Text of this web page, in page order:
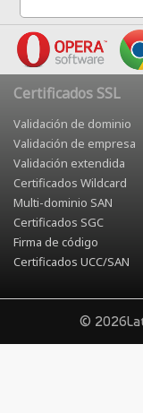
Certificados SSL
Validación de dominio
Validación de empresa
Validación extendida
Certificados Wildcard
Multi-dominio SAN
Certificados SGC
Firma de código
Certificados UCC/SAN
©